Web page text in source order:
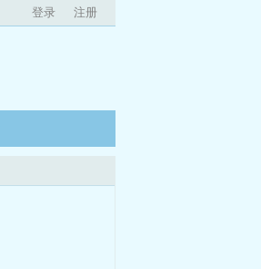
登录 注册